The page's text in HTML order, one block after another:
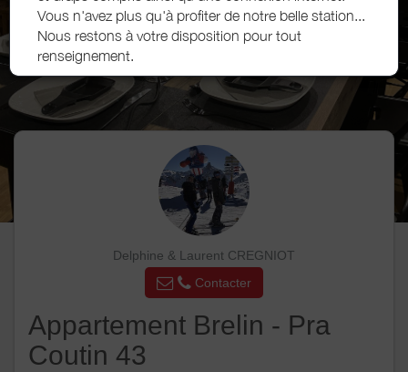
Vous n'avez plus qu'à profiter de notre belle station...
Nous restons à votre disposition pour tout
renseignement.
Delphine & Laurent CREGNIOT
Contacter
Appartement Brelin - Pra
Coutin 43